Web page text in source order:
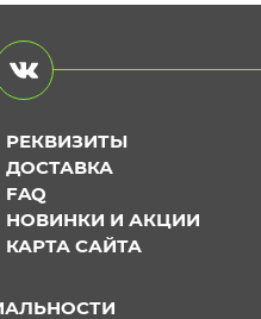
РЕКВИЗИТЫ
ДОСТАВКА
FAQ
НОВИНКИ И АКЦИИ
КАРТА САЙТА